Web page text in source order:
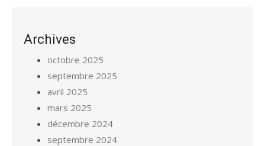
Archives
octobre 2025
septembre 2025
avril 2025
mars 2025
décembre 2024
septembre 2024